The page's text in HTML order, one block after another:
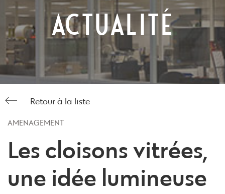
ACTUALITÉ
Retour à la liste
AMÉNAGEMENT
Les cloisons vitrées,
une idée lumineuse